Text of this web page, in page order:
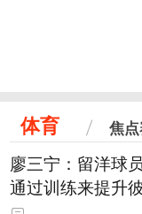
体育 焦
廖三宁：留洋球
通过训练来提升